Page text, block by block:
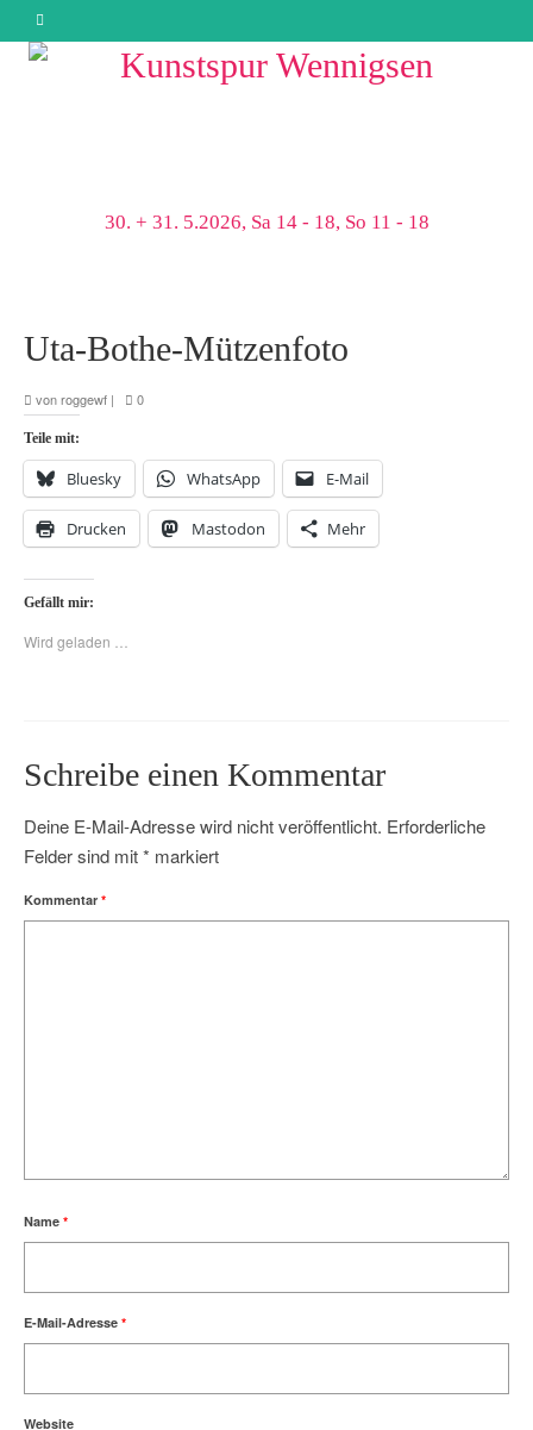
30. + 31. 5.2026, Sa 14 - 18, So 11 - 18
Uta-Bothe-Mützenfoto
vonroggewf | 0
Teile mit:
Bluesky WhatsApp E-Mail
Drucken Mastodon Mehr
Gefällt mir:
Wird geladen …
Schreibe einen Kommentar
Deine E-Mail-Adresse wird nicht veröffentlicht. Erforderliche
Felder sind mit* markiert
Kommentar *
Name *
E-Mail-Adresse *
Website